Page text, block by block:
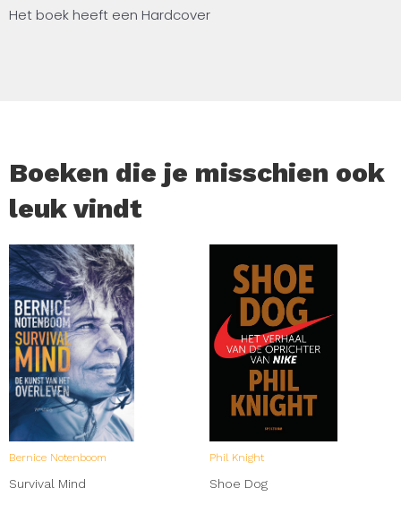
Het boek heeft een Hardcover
Boeken die je misschien ook
leuk vindt
Bernice Notenboom
Survival Mind
Phil Knight
Shoe Dog